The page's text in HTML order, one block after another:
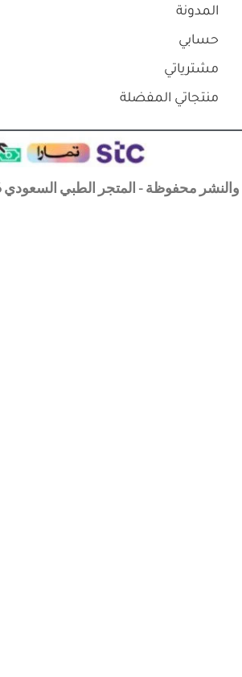
المدونة
حسابي
مشترياتي
منتجاتي المفضلة
محفوظة - المتجر الطبي السعودي 2026©